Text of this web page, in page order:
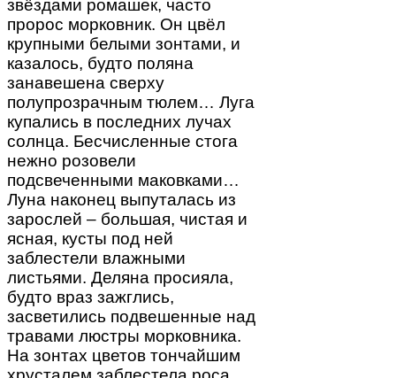
звёздами ромашек, часто
пророс морковник. Он цвёл
крупными белыми зонтами, и
казалось, будто поляна
занавешена сверху
полупрозрачным тюлем… Луга
купались в последних лучах
солнца. Бесчисленные стога
нежно розовели
подсвеченными маковками…
Луна наконец выпуталась из
зарослей – большая, чистая и
ясная, кусты под ней
заблестели влажными
листьями. Деляна просияла,
будто враз зажглись,
засветились подвешенные над
травами люстры морковника.
На зонтах цветов тончайшим